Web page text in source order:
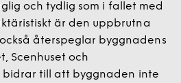
och tydlig som i fallet med
är den uppbrutna
återspeglar byggnadens
Scenhuset och
bidrar till att byggnaden inte